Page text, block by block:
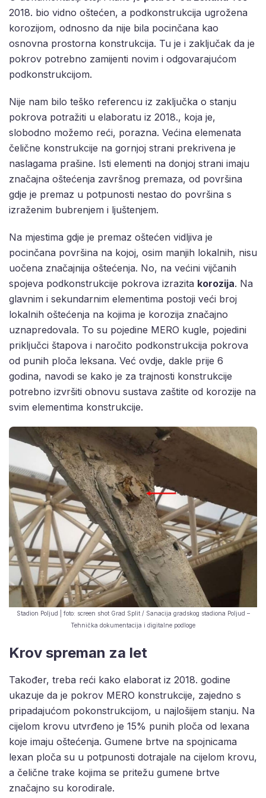
2018. bio vidno oštećen, a podkonstrukcija ugrožena
korozijom, odnosno da nije bila pocinčana kao
osnovna prostorna konstrukcija. Tu je i zaključak da je
pokrov potrebno zamijenti novim i odgovarajućom
podkonstrukcijom.
Nije nam bilo teško referencu iz zaključka o stanju
pokrova potražiti u elaboratu iz 2018., koja je,
slobodno možemo reći, porazna. Većina elemenata
čelične konstrukcije na gornjoj strani prekrivena je
naslagama prašine. Isti elementi na donjoj strani imaju
značajna oštećenja završnog premaza, od površina
gdje je premaz u potpunosti nestao do površina s
izraženim bubrenjem i ljuštenjem.
Na mjestima gdje je premaz oštećen vidljiva je
pocinčana površina na kojoj, osim manjih lokalnih, nisu
uočena značajnija oštećenja. No, na većini vijčanih
spojeva podkonstrukcije pokrova izrazita korozija. Na
glavnim i sekundarnim elementima postoji veći broj
lokalnih oštećenja na kojima je korozija značajno
uznapredovala. To su pojedine MERO kugle, pojedini
priključci štapova i naročito podkonstrukcija pokrova
od punih ploča leksana. Već ovdje, dakle prije 6
godina, navodi se kako je za trajnosti konstrukcije
potrebno izvršiti obnovu sustava zaštite od korozije na
svim elementima konstrukcije.
Stadion Poljud | foto: screen shot Grad Split / Sanacija gradskog stadiona Poljud –
Tehnička dokumentacija i digitalne podloge
Krov spreman za let
Također, treba reći kako elaborat iz 2018. godine
ukazuje da je pokrov MERO konstrukcije, zajedno s
pripadajućom pokonstrukcijom, u najlošijem stanju. Na
cijelom krovu utvrđeno je 15% punih ploča od lexana
koje imaju oštećenja. Gumene brtve na spojnicama
lexan ploča su u potpunosti dotrajale na cijelom krovu,
a čelične trake kojima se pritežu gumene brtve
značajno su korodirale.